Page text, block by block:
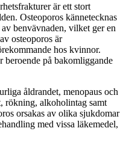
är ett stort
Osteoporos kännetecknas
benvävnaden, vilket ger en
osteoporos är
hos kvinnor.
beroende på bakomliggande
åldrandet, menopaus och
rökning, alkoholintag samt
orsakas av olika sjukdomar
med vissa läkemedel,